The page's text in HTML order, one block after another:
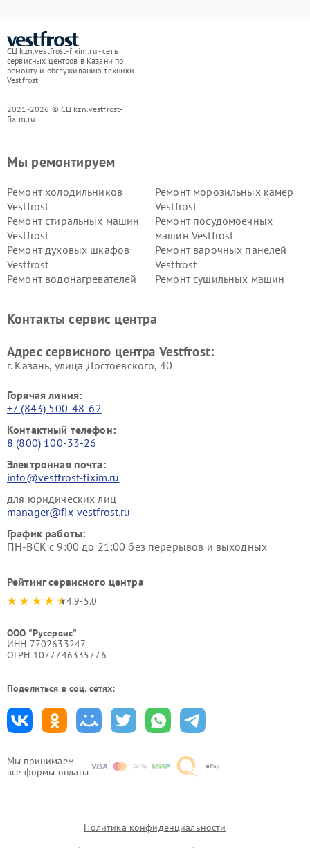
СЦ kzn.vestfrost-fixim.ru - сеть
сервисных центров в Казани по
ремонту и обслуживанию техники
Vestfrost
2021-2026 © СЦ kzn.vestfrost-
fixim.ru
Мы принимаем
все формы оплаты
Мы ремонтируем
Ремонт холодильников
Vestfrost
Ремонт морозильных камер
Vestfrost
Ремонт стиральных машин
Vestfrost
Ремонт посудомоечных
машин Vestfrost
Ремонт духовых шкафов
Vestfrost
Ремонт варочных панелей
Vestfrost
Ремонт водонагревателей
Ремонт сушильных машин
Vestfrost
Контакты сервис центра
Адрес сервисного центра Vestfrost:
г. Казань, улица Достоевского, 40
Горячая линия:
+7 (843) 500-48-62
Контактный телефон:
8 (800) 100-33-26
Электронная почта:
info@vestfrost-fixim.ru
для юридических лиц
manager@fix-vestfrost.ru
График работы:
ПН-ВСК с 9:00 до 21:00 без перерывов и выходных
Рейтинг сервисного центра
4.9-5.0
ООО "Русервис"
ИНН 7702633247
ОГРН 1077746335776
Поделиться в соц. сетях:
Политика конфиденциальности